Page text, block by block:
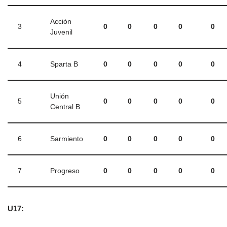
3
Acción
Juvenil
0 0 0 0 0
4 Sparta B 0 0 0 0 0
5
Unión
Central B
0 0 0 0 0
6 Sarmiento 0 0 0 0 0
7 Progreso 0 0 0 0 0
U17: